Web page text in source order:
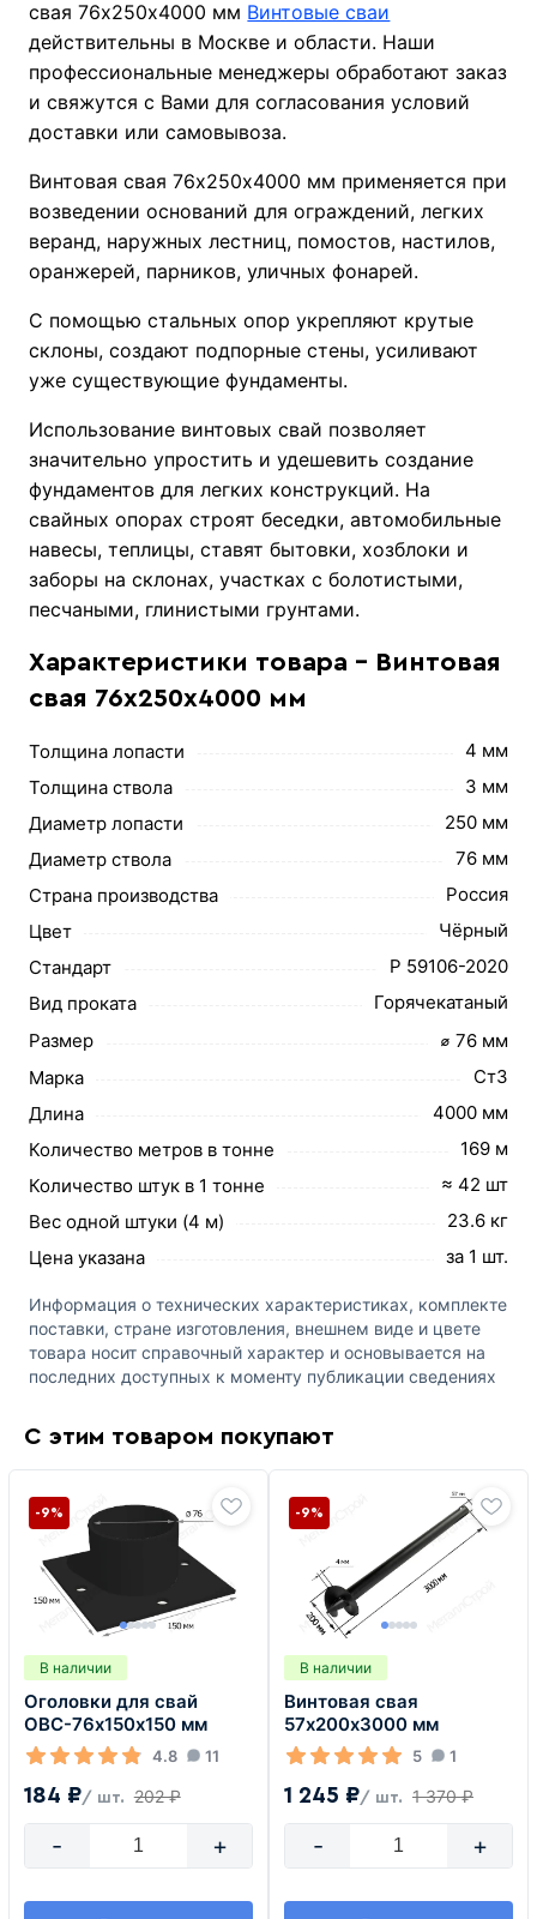
свая 76х250х4000 мм Винтовые сваи
действительны в Москве и области. Наши
профессиональные менеджеры обработают заказ
и свяжутся с Вами для согласования условий
доставки или самовывоза.
Винтовая свая 76х250х4000 мм применяется при
возведении оснований для ограждений, легких
веранд, наружных лестниц, помостов, настилов,
оранжерей, парников, уличных фонарей.
С помощью стальных опор укрепляют крутые
склоны, создают подпорные стены, усиливают
уже существующие фундаменты.
Использование винтовых свай позволяет
значительно упростить и удешевить создание
фундаментов для легких конструкций. На
свайных опорах строят беседки, автомобильные
навесы, теплицы, ставят бытовки, хозблоки и
заборы на склонах, участках с болотистыми,
песчаными, глинистыми грунтами.
Характеристики товара - Винтовая
свая 76х250х4000 мм
Толщина лопасти
4 мм
Толщина ствола
3 мм
Диаметр лопасти
250 мм
Диаметр ствола
76 мм
Страна производства
Россия
Цвет
Чёрный
Стандарт
Р 59106-2020
Вид проката
Горячекатаный
Размер
⌀ 76 мм
Марка
Ст3
Длина
4000 мм
Количество метров в тонне
169 м
Количество штук в 1 тонне
≈ 42 шт
Вес одной штуки (4 м)
23.6 кг
Цена указана
за 1 шт.
Информация о технических характеристиках, комплекте
поставки, стране изготовления, внешнем виде и цвете
товара носит справочный характер и основывается на
последних доступных к моменту публикации сведениях
С этим товаром покупают
В наличии
Оголовки для свай
ОВС-76х150х150 мм
4.8 11
184 ₽/ шт. 202 ₽
-9%
- +
В наличии
Винтовая свая
57х200х3000 мм
5 1
1 245 ₽/ шт. 1 370 ₽
-9%
- +